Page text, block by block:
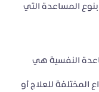
بنوع المساعدة التي
النفسية هي
المختلفة للعلاج أو